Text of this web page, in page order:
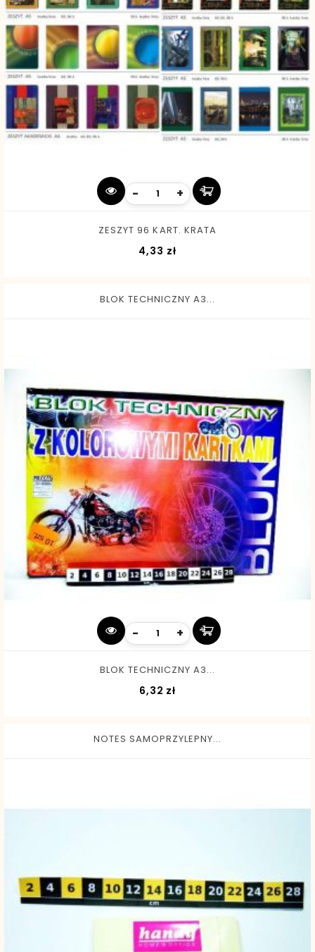
- +
ZESZYT 96 KART. KRATA
4,33 złCena
BLOK TECHNICZNY A3...
- +
BLOK TECHNICZNY A3...
6,32 zł
NOTES SAMOPRZYLEPNY...